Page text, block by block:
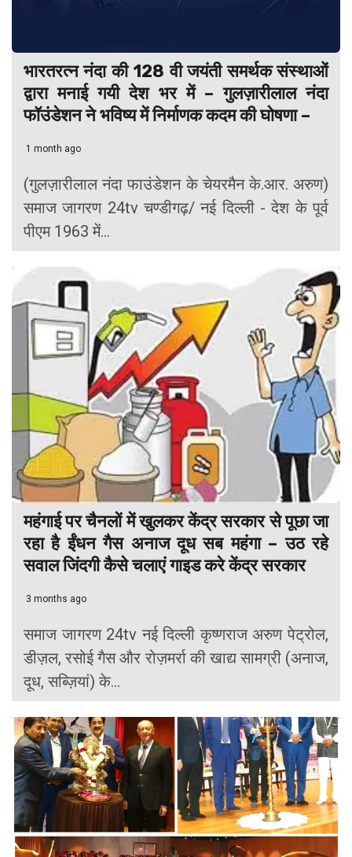
भारतरत्न नंदा की 128 वी जयंती समर्थक संस्थाओं
द्वारा मनाई गयी देश भर में – गुलज़ारीलाल नंदा
फॉउंडेशन ने भविष्य में निर्माणक कदम की घोषणा –
1 month ago
(गुलज़ारीलाल नंदा फाउंडेशन के चेयरमैन के.आर. अरुण)
समाज जागरण 24tv चण्डीगढ़/ नई दिल्ली - देश के पूर्व
पीएम 1963 में...
महंगाई पर चैनलों में खुलकर केंद्र सरकार से पूछा जा
रहा है ईंधन गैस अनाज दूध सब महंगा – उठ रहे
सवाल जिंदगी कैसे चलाएं गाइड करे केंद्र सरकार
3 months ago
समाज जागरण 24tv नई दिल्ली कृष्णराज अरुण पेट्रोल,
डीज़ल, रसोई गैस और रोज़मर्रा की खाद्य सामग्री (अनाज,
दूध, सब्ज़ियां) के...